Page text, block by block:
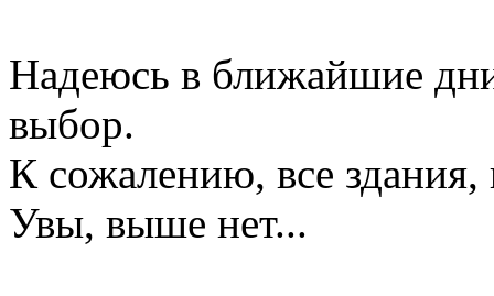
Надеюсь в ближайшие
выбор.
К сожалению, все
Увы, выше нет...